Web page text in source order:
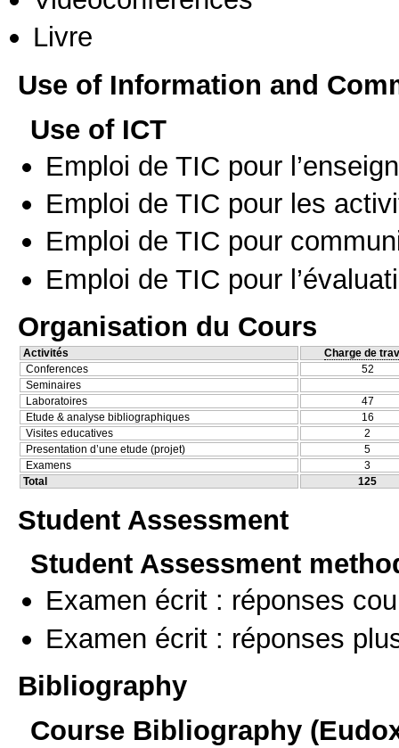
Livre
Use of Information and
Use of ICT
Emploi de TIC pour
Emploi de TIC pour les
Emploi de TIC pour
Emploi de TIC pour
Organisation du Cours
Activités
Charge de
Conferences
52
Seminaires
Laboratoires
47
Etude & analyse bibliographiques
16
Visites educatives
2
Presentation d’une etude (projet)
5
Examens
3
Total
125
Student Assessment
Student Assessment
Examen écrit : réponses
Examen écrit : réponses
Bibliography
Course Bibliography